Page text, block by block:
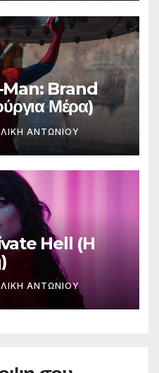
Man: Brand
Μέρα)
ΑΝΤΩΝΊΟΥ
Hell (H
ΑΝΤΩΝΊΟΥ